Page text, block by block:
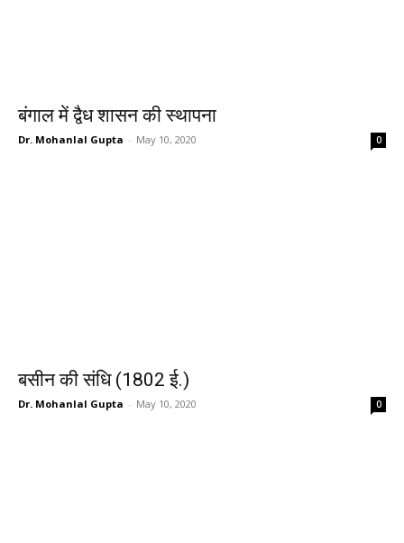
बंगाल में द्वैध शासन की स्थापना
Dr. Mohanlal Gupta - May 10, 2020 0
बसीन की संधि (1802 ई.)
Dr. Mohanlal Gupta - May 10, 2020 0